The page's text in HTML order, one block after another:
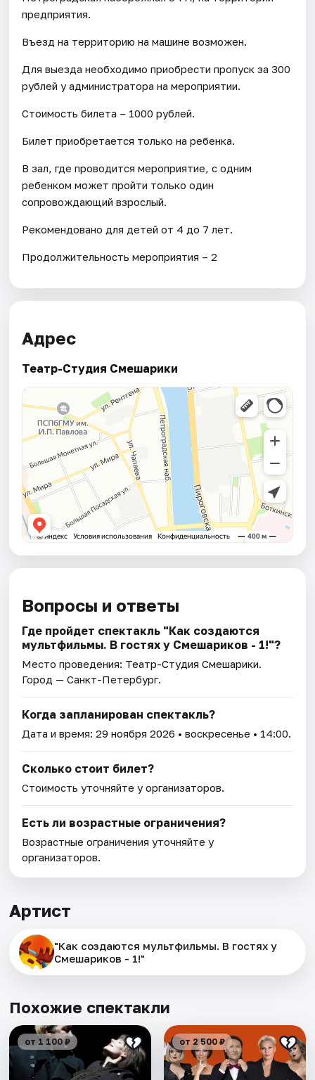
предприятия.
Въезд на территорию на машине возможен.
Для выезда необходимо приобрести пропуск за 300
рублей у администратора на мероприятии.
Стоимость билета – 1000 рублей.
Билет приобретается только на ребенка.
В зал, где проводится мероприятие, с одним
ребенком может пройти только один
сопровождающий взрослый.
Рекомендовано для детей от 4 до 7 лет.
Продолжительность мероприятия – 2
Адрес
Театр-Студия Смешарики
Вопросы и ответы
Где пройдет спектакль "Как создаются
мультфильмы. В гостях у Смешариков - 1!"?
Место проведения: Театр-Студия Смешарики.
Город — Санкт-Петербург.
Когда запланирован спектакль?
Дата и время:29 ноября 2026 • воскресенье • 14:00.
Сколько стоит билет?
Стоимость уточняйте у организаторов.
Есть ли возрастные ограничения?
Возрастные ограничения уточняйте у
организаторов.
Артист
"Как создаются мультфильмы. В гостях у
Смешариков - 1!"
Похожие спектакли
от 1 100 ₽ от 2 500 ₽